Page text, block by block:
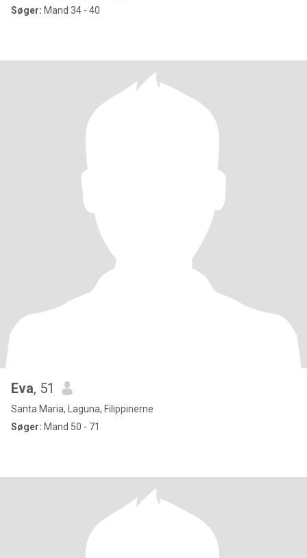
Søger: Mand 34 - 40
Eva, 51
Santa Maria, Laguna, Filippinerne
Søger: Mand 50 - 71